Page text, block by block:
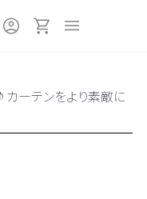
ーテンをより素敵に